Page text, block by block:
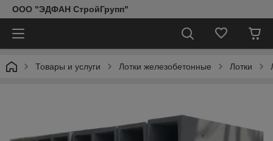
ООО "ЭДФАН СтройГрупп"
Товары и услуги Лотки железобетонные Лотки